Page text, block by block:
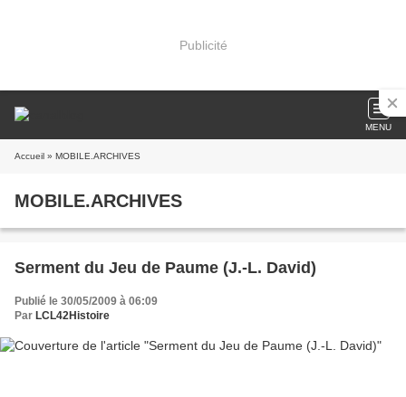
Publicité
MENU
Accueil » MOBILE.ARCHIVES
MOBILE.ARCHIVES
Serment du Jeu de Paume (J.-L. David)
Publié le 30/05/2009 à 06:09
Par LCL42Histoire